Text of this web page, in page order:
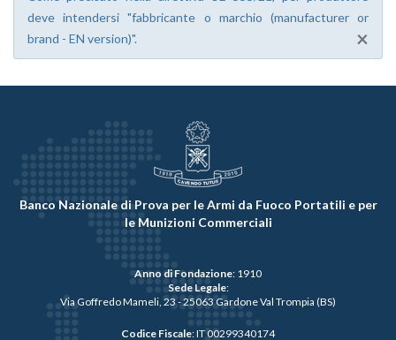
deve intendersi "fabbricante o marchio (manufacturer or
brand - EN version)".
×
Banco Nazionale di Prova per le Armi da Fuoco Portatili e per
le Munizioni Commerciali
Anno di Fondazione: 1910
Sede Legale:
Via Goffredo Mameli, 23 - 25063 Gardone Val Trompia (BS)
Codice Fiscale: IT 00299340174